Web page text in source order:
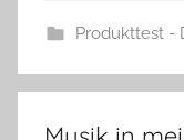
Produkttest -